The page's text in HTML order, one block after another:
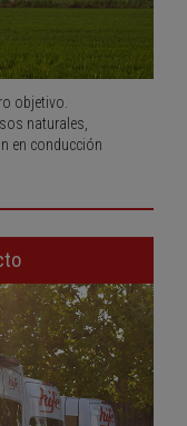
objetivo.
naturales,
en conducción